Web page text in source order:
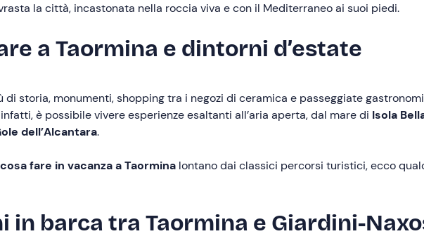
la città, incastonata nella roccia viva e con il Mediterraneo ai suoi piedi.
a Taormina e dintorni d’estate
di storia, monumenti, shopping tra i negozi di ceramica e passeggiate
è possibile vivere esperienze esaltanti all’aria aperta, dal mare di Isola
dell’Alcantara.
cosa fare in vacanza a Taormina lontano dai classici percorsi turistici, ecco
in barca tra Taormina e Giardini-